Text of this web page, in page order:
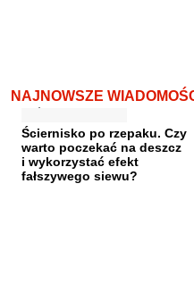
NAJNOWSZE
Ściernisko po rzepaku. Czy
warto poczekać na deszcz
i wykorzystać efekt
fałszywego siewu?